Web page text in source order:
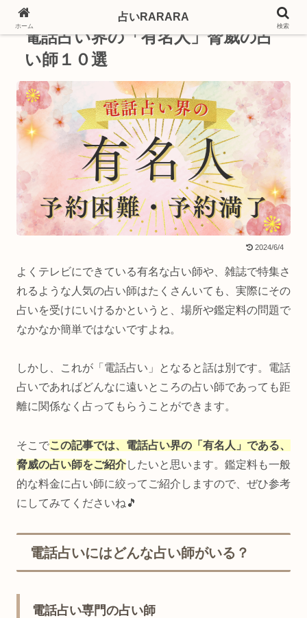
PR
電話占い界の「有名人」脅威の占
い師１０選
2024/6/4
よくテレビにできている有名な占い師や、雑誌で特集さ
れるような人気の占い師はたくさんいても、実際にその
占いを受けにいけるかというと、場所や鑑定料の問題で
なかなか簡単ではないですよね。
しかし、これが「電話占い」となると話は別です。電話
占いであればどんなに遠いところの占い師であっても距
離に関係なく占ってもらうことができます。
そこでこの記事では、電話占い界の「有名人」である、
脅威の占い師をご紹介したいと思います。鑑定料も一般
的な料金に占い師に絞ってご紹介しますので、ぜひ参考
にしてみてくださいね🎵
電話占いにはどんな占い師がいる？
電話占い専門の占い師
ホーム
占いRARARA
検索